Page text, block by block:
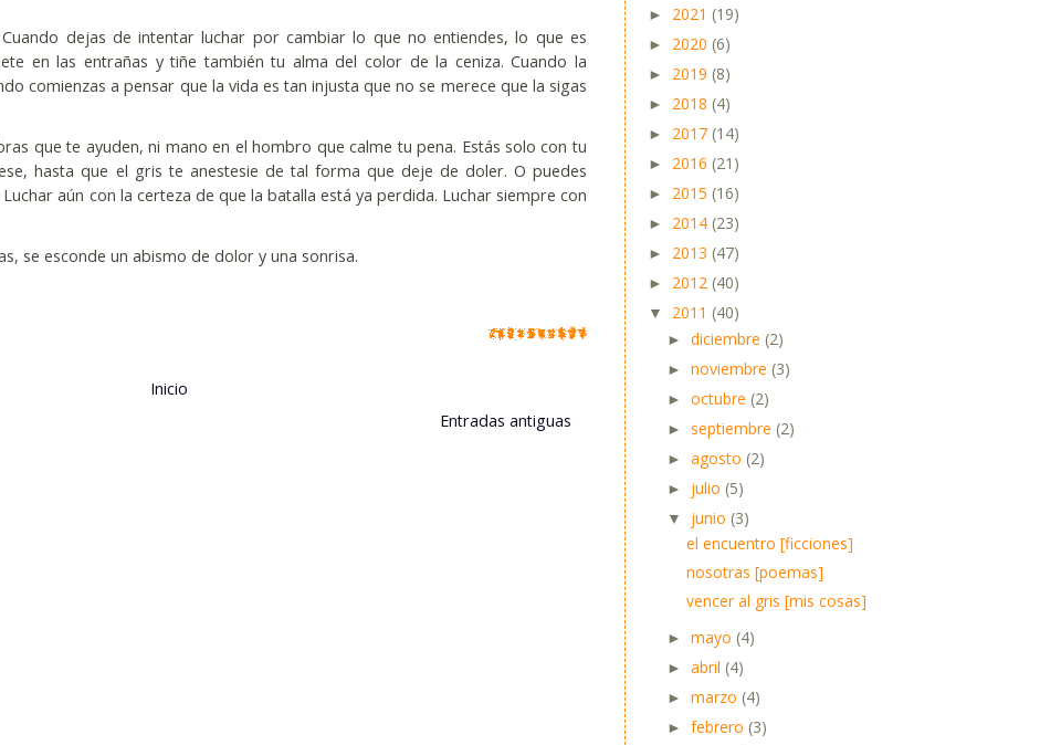
dejas de intentar luchar por cambiar lo que no entiendes, lo que es
en las entrañas y tiñe también tu alma del color de la ceniza. Cuando la
comienzas a pensar que la vida es tan injusta que no se merece que la sigas
que te ayuden, ni mano en el hombro que calme tu pena. Estás solo con tu
hasta que el gris te anestesie de tal forma que deje de doler. O puedes
aún con la certeza de que la batalla está ya perdida. Luchar siempre con
se esconde un abismo de dolor y una sonrisa.
Entradas antiguas
Inicio
► 2021 (19)
► 2020 (6)
► 2019 (8)
► 2018 (4)
► 2017 (14)
► 2016 (21)
► 2015 (16)
► 2014 (23)
► 2013 (47)
► 2012 (40)
▼ 2011 (40)
► diciembre (2)
► noviembre (3)
► octubre (2)
► septiembre (2)
► agosto (2)
► julio (5)
▼ junio (3)
el encuentro [ficciones]
nosotras [poemas]
vencer al gris [mis cosas]
► mayo (4)
► abril (4)
► marzo (4)
► febrero (3)